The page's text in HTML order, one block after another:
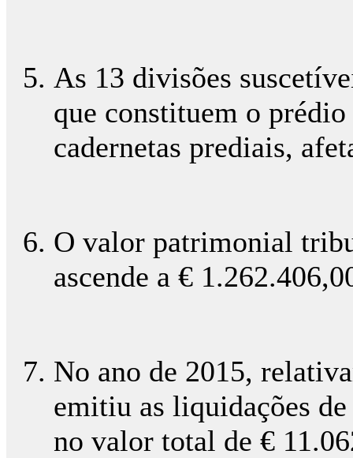
As 13 divisões
que constituem o
cadernetas prediais,
O valor patrimonial
ascende a €
No ano de 2015,
emitiu as liquidações
no valor total de €